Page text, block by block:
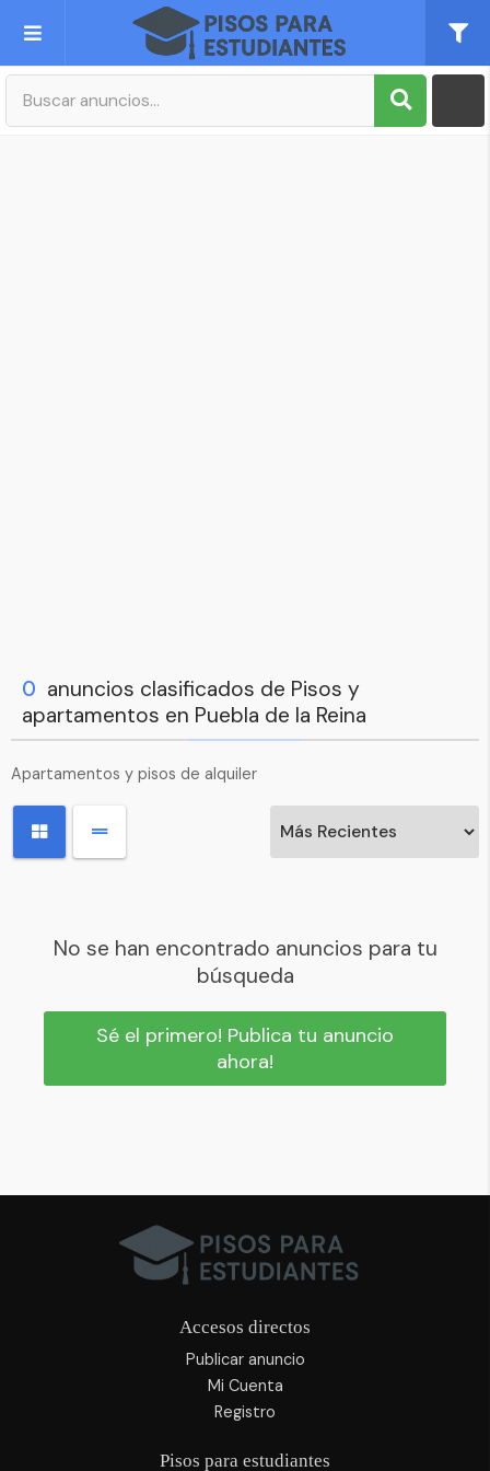
Publica tu Anuncio
0 anuncios clasificados de Pisos y
apartamentos en Puebla de la Reina
Apartamentos y pisos de alquiler
No se han encontrado anuncios para tu
búsqueda
Sé el primero! Publica tu anuncio
ahora!
Accesos directos
Publicar anuncio
Mi Cuenta
Registro
Pisos para estudiantes